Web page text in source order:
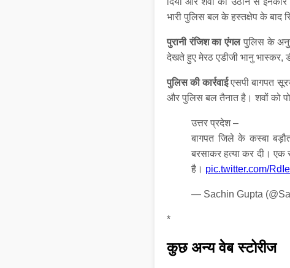
भारी पुलिस बल के हस्तक्षेप के बाद
पुरानी रंजिश का एंगलपुलिस के
देखते हुए मेरठ एडीजी भानु भास्कर,
पुलिस की कार्रवाईएसपी बागपत
और पुलिस बल तैनात है। शवों को
उत्तर प्रदेश –
बागपत जिले के कस्बा
बरसाकर हत्या कर दी। एक
है। pic.twitter.com/
— Sachin Gupta
*
कुछ अन्य वेब स्टोरीज